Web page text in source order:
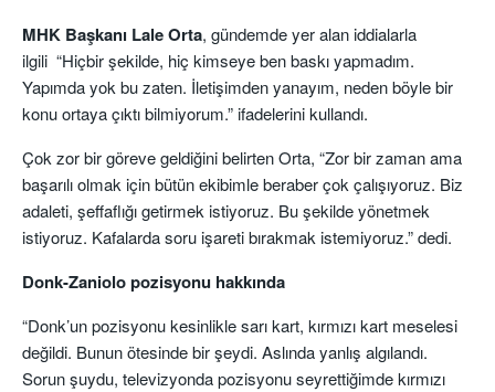
MHK Başkanı Lale Orta, gündemde yer alan iddialarla
ilgili “Hiçbir şekilde, hiç kimseye ben baskı yapmadım.
Yapımda yok bu zaten. İletişimden yanayım, neden böyle bir
konu ortaya çıktı bilmiyorum.” ifadelerini kullandı.
Çok zor bir göreve geldiğini belirten Orta, “Zor bir zaman ama
başarılı olmak için bütün ekibimle beraber çok çalışıyoruz. Biz
adaleti, şeffaflığı getirmek istiyoruz. Bu şekilde yönetmek
istiyoruz. Kafalarda soru işareti bırakmak istemiyoruz.” dedi.
Donk-Zaniolo pozisyonu hakkında
“Donk’un pozisyonu kesinlikle sarı kart, kırmızı kart meselesi
değildi. Bunun ötesinde bir şeydi. Aslında yanlış algılandı.
Sorun şuydu, televizyonda pozisyonu seyrettiğimde kırmızı